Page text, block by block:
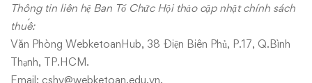
Thông tin liên hệ Ban Tổ Chức Hội thảo cập nhật chính sách
thuế:
Văn Phòng WebketoanHub, 38 Điện Biên Phủ, P.17, Q.Bình
Thạnh, TP.HCM.
Email: cshv@webketoan.edu.vn.